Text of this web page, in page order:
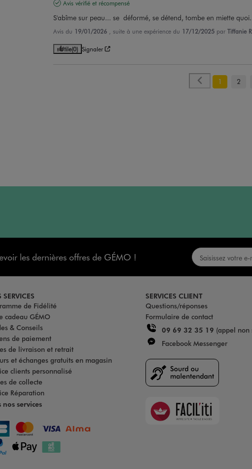
Avis vérifié et récompensé
S'abîme sur peau... se  déformé, se détend, tombe en miette
Avis du 19/01/2026 , suite à une expérience du 17/12/2025 par Tiffanie
Utile(0) Signaler
1 2
les dernières offres de GÉMO !
SERVICES
de Fidélité
cadeau GÉMO
& Conseils
de paiement
de livraison et retrait
et échanges gratuits en magasin
clients personnalisé
de collecte
Réparation
nos services
SERVICES CLIENT
Questions/réponses
Formulaire de contact
09 69 32 35 19 (appel non
Facebook Messenger
Faciliti